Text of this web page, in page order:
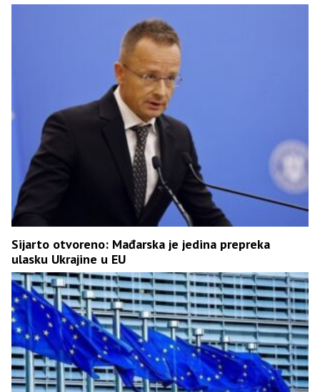
Sijarto otvoreno: Mađarska je jedina prepreka
ulasku Ukrajine u EU